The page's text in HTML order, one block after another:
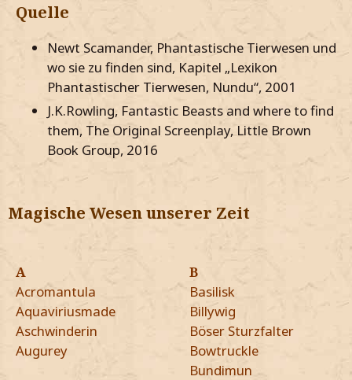
Quelle
Newt Scamander, Phantastische Tierwesen und
wo sie zu finden sind, Kapitel „Lexikon
Phantastischer Tierwesen, Nundu“, 2001
J.K.Rowling, Fantastic Beasts and where to find
them, The Original Screenplay, Little Brown
Book Group, 2016
Magische Wesen unserer Zeit
A
Acromantula
Aquaviriusmade
Aschwinderin
Augurey
B
Basilisk
Billywig
Böser Sturzfalter
Bowtruckle
Bundimun